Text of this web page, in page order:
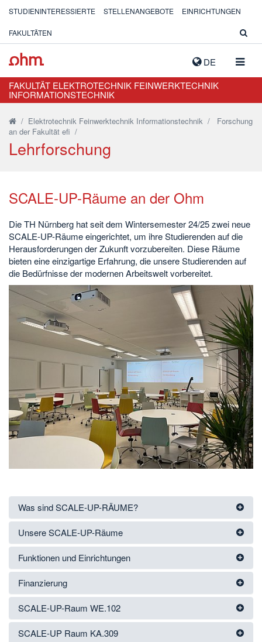
DE
STUDIENINTERESSIERTE STELLENANGEBOTE EINRICHTUNGEN
FAKULTÄTEN
FAKULTÄT ELEKTROTECHNIK FEINWERKTECHNIK
INFORMATIONSTECHNIK
/ Elektrotechnik Feinwerktechnik Informationstechnik / Forschung
an der Fakultät efi /
Lehrforschung
SCALE-UP-Räume an der Ohm
Die TH Nürnberg hat seit dem Wintersemester 24/25 zwei neue
SCALE-UP-Räume eingerichtet, um ihre Studierenden auf die
Herausforderungen der Zukunft vorzubereiten. Diese Räume
bieten eine einzigartige Erfahrung, die unsere Studierenden auf
die Bedürfnisse der modernen Arbeitswelt vorbereitet.
Was sind SCALE-UP-RÄUME?
Unsere SCALE-UP-Räume
Funktionen und Einrichtungen
Finanzierung
SCALE-UP-Raum WE.102
SCALE-UP Raum KA.309